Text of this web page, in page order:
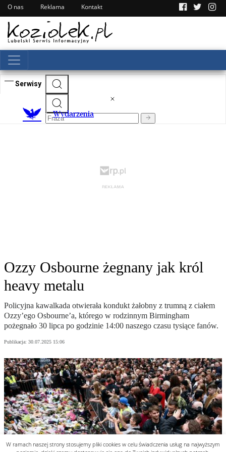
O nas Reklama Kontakt
W ramach naszej strony stosujemy pliki cookies w celu świadczenia usług na najwyższym